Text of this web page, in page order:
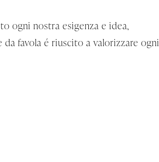
ogni nostra esigenza e idea,
favola é riuscito a valorizzare ogni